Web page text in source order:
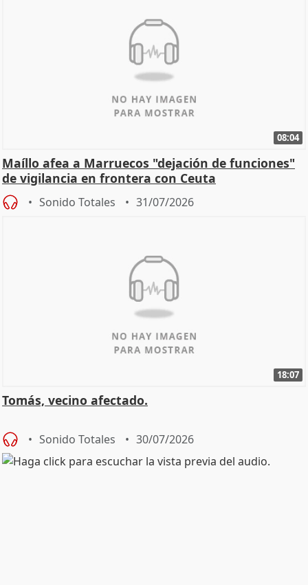
08:04
Maíllo afea a Marruecos "dejación de funciones"
de vigilancia en frontera con Ceuta
Sonido Totales 31/07/2026
18:07
Tomás, vecino afectado.
Sonido Totales 30/07/2026